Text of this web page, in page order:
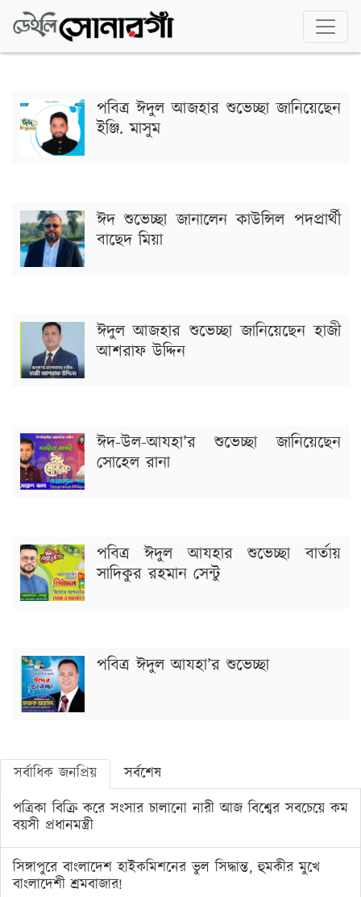
পবিত্র ঈদুল আজহার শুভেচ্ছা জানিয়েছেন
ইঞ্জি. মাসুম
ঈদ শুভেচ্ছা জানালেন কাউন্সিল পদপ্রার্থী
বাছেদ মিয়া
ঈদুল আজহার শুভেচ্ছা জানিয়েছেন হাজী
আশরাফ উদ্দিন
ঈদ-উল-আযহা’র শুভেচ্ছা জানিয়েছেন
সোহেল রানা
পবিত্র ঈদুল আযহার শুভেচ্ছা বার্তায়
সাদিকুর রহমান সেন্টু
পবিত্র ঈদুল আযহা’র শুভেচ্ছা
সর্বাধিক জনপ্রিয়
সর্বশেষ
পত্রিকা বিক্রি করে সংসার চালানো নারী আজ বিশ্বের সবচেয়ে কম
বয়সী প্রধানমন্ত্রী
সিঙ্গাপুরে বাংলাদেশ হাইকমিশনের ভুল সিদ্ধান্ত, হুমকীর মুখে
বাংলাদেশী শ্রমবাজার!